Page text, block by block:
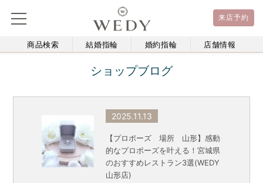
来店予約
商品検索 結婚指輪 婚約指輪 店舗情報
ショップブログ
2025.11.13
【プロポーズ 場所 山形】感動
的なプロポーズを叶える！宮城県
のおすすめレストラン3選(WEDY
山形店)